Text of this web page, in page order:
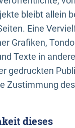
bleibt allein
Eine
Grafiken,
Texte in
gedruckten
Zustimmung
dieses